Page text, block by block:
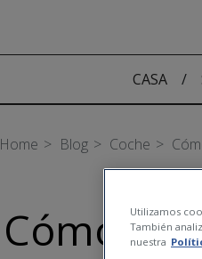
CASA /
Home Blog Coche
Cómo
Utilizamos
También
nuestra